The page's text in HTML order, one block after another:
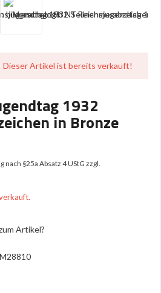
Dieser Artikel ist bereits verkauft!
1932
in Bronze
§25a Absatz 4 UStG zzgl.
Artikel?